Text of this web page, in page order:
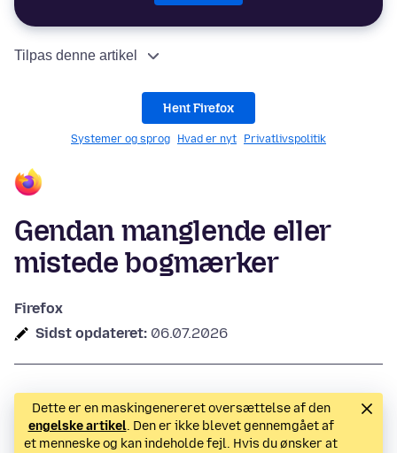
Tilpas denne artikel
Hent Firefox
Systemer og sprog Hvad er nyt Privatlivspolitik
Gendan manglende eller
mistede bogmærker
Firefox
Sidst opdateret: 06.07.2026
Dette er en maskingenereret oversættelse af den
engelske artikel. Den er ikke blevet gennemgået af
et menneske og kan indeholde fejl. Hvis du ønsker at